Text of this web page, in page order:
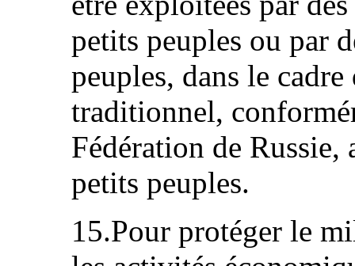
petits peuples ou par
peuples, dans le
traditionnel,
Fédération de Russie,
petits peuples.
15.Pour protéger le